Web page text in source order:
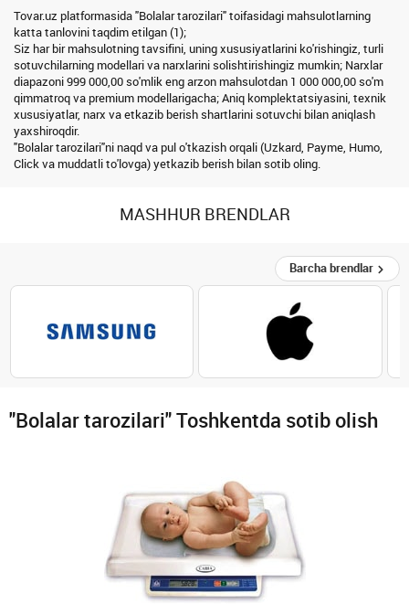
Tovar.uz platformasida "Bolalar tarozilari" toifasidagi mahsulotlarning
katta tanlovini taqdim etilgan (1);
Siz har bir mahsulotning tavsifini, uning xususiyatlarini ko'rishingiz, turli
sotuvchilarning modellari va narxlarini solishtirishingiz mumkin; Narxlar
diapazoni 999 000,00 so'mlik eng arzon mahsulotdan 1 000 000,00 so'm
qimmatroq va premium modellarigacha; Aniq komplektatsiyasini, texnik
xususiyatlar, narx va etkazib berish shartlarini sotuvchi bilan aniqlash
yaxshiroqdir.
"Bolalar tarozilari"ni naqd va pul o'tkazish orqali (Uzkard, Payme, Humo,
Click va muddatli to'lovga) yetkazib berish bilan sotib oling.
MASHHUR BRENDLAR
Barcha brendlar
"Bolalar tarozilari" Toshkentda sotib olish